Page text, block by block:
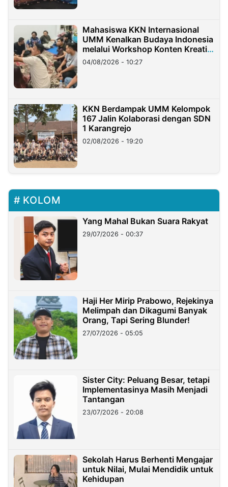
Mahasiswa KKN Internasional
UMM Kenalkan Budaya Indonesia
melalui Workshop Konten Kreatif
di Taiwan
04/08/2026 - 10:27
KKN Berdampak UMM Kelompok
167 Jalin Kolaborasi dengan SDN
1 Karangrejo
02/08/2026 - 19:20
KOLOM
Yang Mahal Bukan Suara Rakyat
29/07/2026 - 00:37
Haji Her Mirip Prabowo, Rejekinya
Melimpah dan Dikagumi Banyak
Orang, Tapi Sering Blunder!
27/07/2026 - 05:05
Sister City: Peluang Besar, tetapi
Implementasinya Masih Menjadi
Tantangan
23/07/2026 - 20:08
Sekolah Harus Berhenti Mengajar
untuk Nilai, Mulai Mendidik untuk
Kehidupan